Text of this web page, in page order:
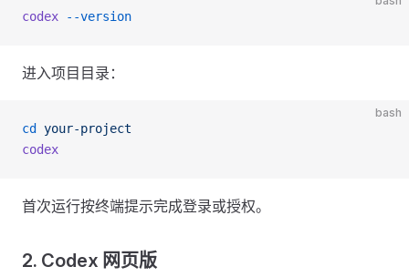
codex --version
进入项目目录：
bash
cd
your-project
codex
首次运行按终端提示完成登录或授权。
2. Codex 网页版